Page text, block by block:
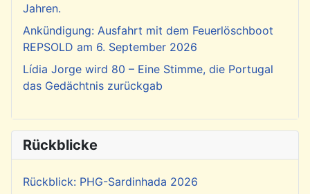
Jahren.
Ankündigung: Ausfahrt mit dem Feuerlöschboot
REPSOLD am 6. September 2026
Lídia Jorge wird 80 – Eine Stimme, die Portugal
das Gedächtnis zurückgab
Rückblicke
Rückblick: PHG-Sardinhada 2026